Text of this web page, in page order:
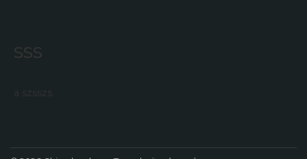
sss
a szsszs